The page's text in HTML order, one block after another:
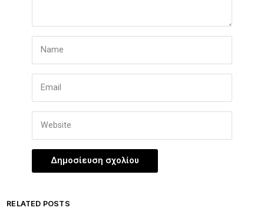
RELATED POSTS